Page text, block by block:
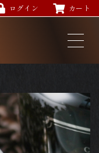
ログイン カート